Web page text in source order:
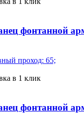
фонтанной
проход: 65;
в 1 клик
фонтанной